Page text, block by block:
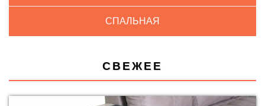
СПАЛЬНАЯ
СВЕЖЕЕ